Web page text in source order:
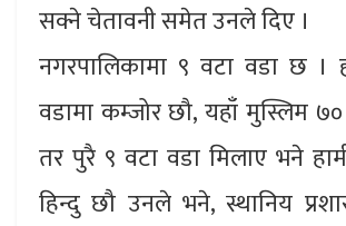
सक्ने चेतावनी समेत उनले दिए ।
नगरपालिकामा ९ वटा वडा छ ।
वडामा कम्जोर छौ, यहाँ मुस्लिम
तर पुरै ९ वटा वडा मिलाए भने
हिन्दु छौ उनले भने, स्थानिय